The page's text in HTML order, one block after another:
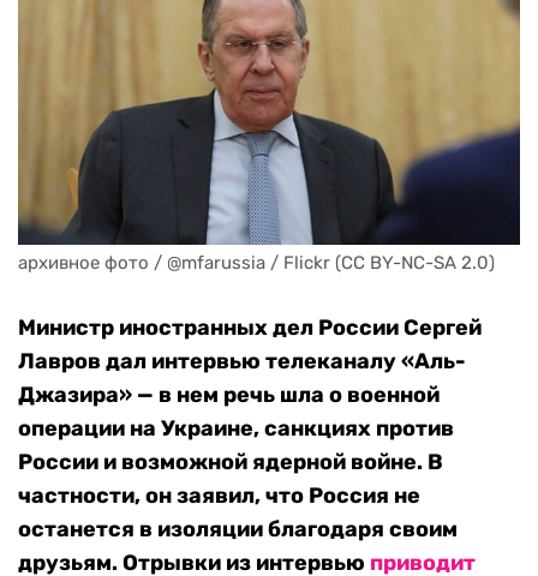
архивное фото / @mfarussia / Flickr (CC BY-NC-SA 2.0)
Министр иностранных дел России Сергей
Лавров дал интервью телеканалу «Аль-
Джазира» — в нем речь шла о военной
операции на Украине, санкциях против
России и возможной ядерной войне. В
частности, он заявил, что Россия не
останется в изоляции благодаря своим
друзьям. Отрывки из интервью приводит